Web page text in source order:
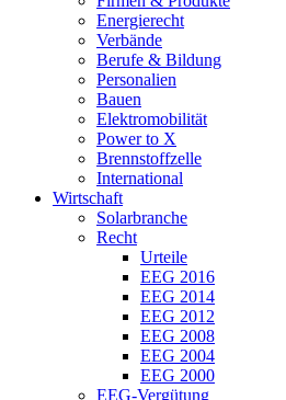
Energierecht
Verbände
Berufe & Bildung
Personalien
Bauen
Elektromobilität
Power to X
Brennstoffzelle
International
Wirtschaft
Solarbranche
Recht
Urteile
EEG 2016
EEG 2014
EEG 2012
EEG 2008
EEG 2004
EEG 2000
EEG-Vergütung